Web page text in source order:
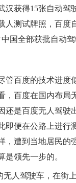
汉获得15张自动驾
人测试牌照，百度
中国全部获批自动
管百度的技术进度
，百度在国内布局
还是百度无人驾驶
即便在公路上进行
，遭到当地居民的
是领先一步的。